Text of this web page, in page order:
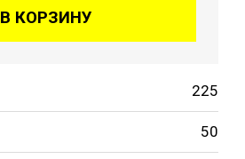
225
50
В КОРЗИНУ